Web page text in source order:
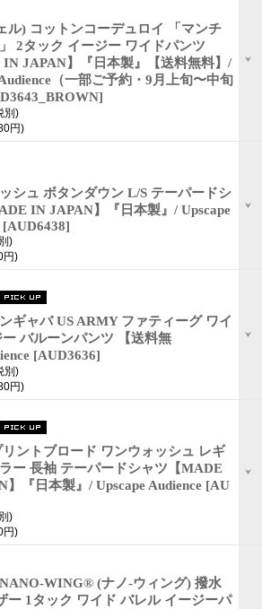
ル) コットンコーデュロイ 「マンチ
2タック イージー ワイドパンツ
IN JAPAN】『日本製』【送料無料】/
（一部ご予約・9月上旬〜中旬
別)
円)
シュ ボタンダウン L/S テーパードシ
IN JAPAN】『日本製』/ Upscape
[AUD6438]
)
円)
ギャバ US ARMY ファティーグ ワイ
ー バルーンパンツ 【送料無
[AUD3636]
別)
円)
リントブロード ワンウォッシュ レギ
ー 長袖 テーパードシャツ【MADE
】『日本製』/ Upscape Audience [AU
)
円)
NANO-WING® (ナノ-ウィング) 撥水
ー 1タック ワイド バレル イージーパ